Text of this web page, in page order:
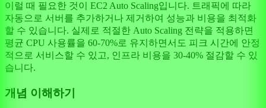
이럴 때 필요한 것이 EC2 Auto Scaling입니다. 트래픽에 따라
자동으로 서버를 추가하거나 제거하여 성능과 비용을 최적화
할 수 있습니다. 실제로 적절한 Auto Scaling 전략을 적용하면
평균 CPU 사용률을 60-70%로 유지하면서도 피크 시간에 안정
적으로 서비스할 수 있고, 인프라 비용을 30-40% 절감할 수 있
습니다.
개념 이해하기